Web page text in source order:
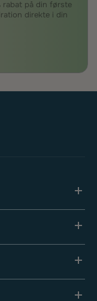
rabat på din første
direkte i din